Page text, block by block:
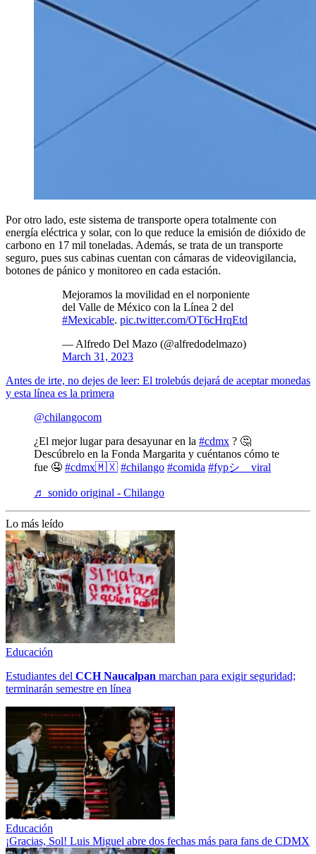
Por otro lado, este sistema de transporte opera totalmente con
energía eléctrica y solar, con lo que reduce la emisión de dióxido de
carbono en 17 mil toneladas. Además, se trata de un transporte
seguro, pues sus cabinas cuentan con cámaras de videovigilancia,
botones de pánico y monitoreo en cada estación.
Mejoramos la movilidad en el norponiente
del Valle de México con la Línea 2 del
#Mexicable. pic.twitter.com/OT6cHrqEtd
— Alfredo Del Mazo (@alfredodelmazo)
March 31, 2023
Antes de irte, no dejes de leer: El trolebús dejará de aceptar monedas
y esta línea es la primera
@chilangocom
¿El mejor lugar para desayunar en la #cdmx ? 🤔
Descúbrelo en la Fonda Margarita y cuéntanos cómo te
fue 🤤 #cdmx🇲🇽 #chilango #comida #fypシ゚viral
♬ sonido original - Chilango
Lo más leído
Educación
Estudiantes del CCH Naucalpan marchan para exigir seguridad;
terminarán semestre en línea
Educación
¡Gracias, Sol! Luis Miguel abre dos fechas más para fans de CDMX